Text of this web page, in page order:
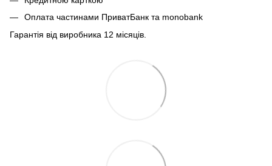
Оплата частинами ПриватБанк та monobank
Гарантія від виробника 12 місяців.